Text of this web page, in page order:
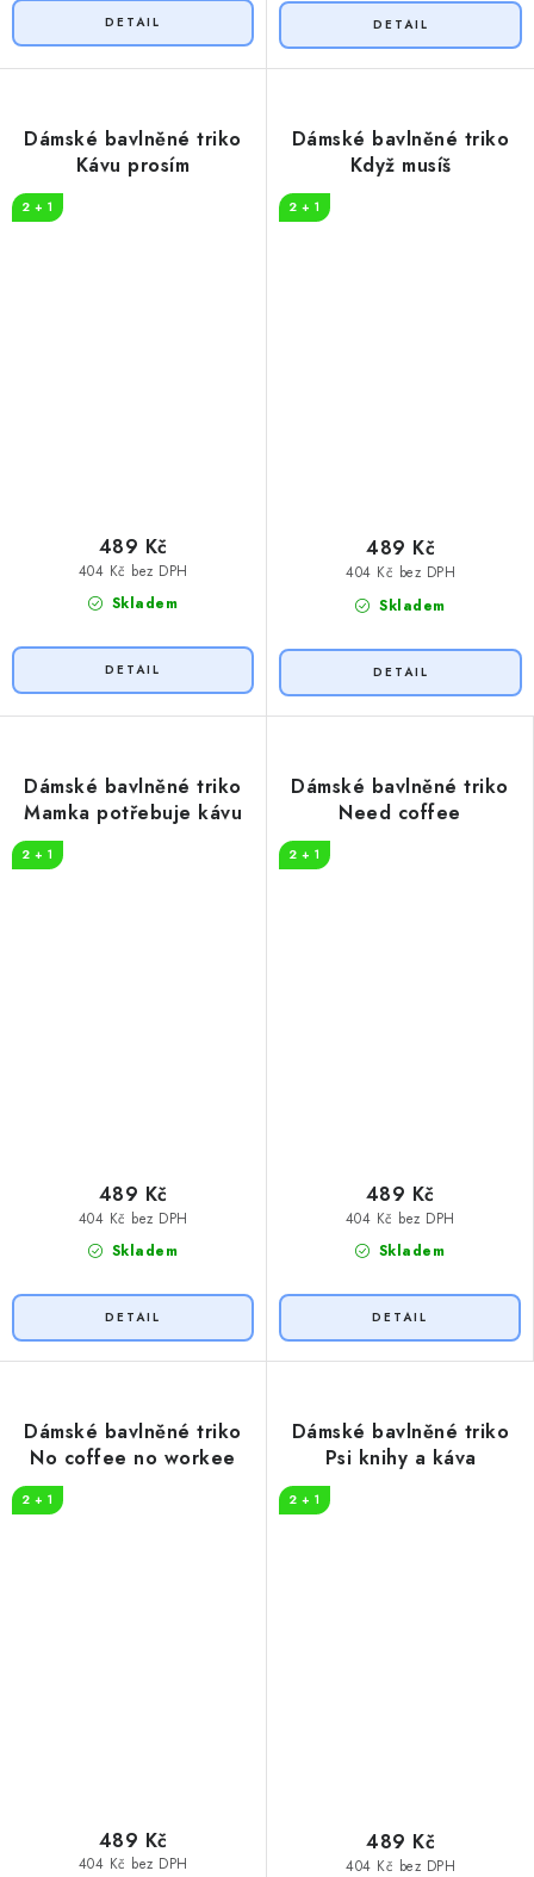
Dámské bavlněné triko
Kávu prosím
2 + 1
Skladem
404 Kč bez DPH
489 Kč
Dámské bavlněné triko
Když musíš
2 + 1
Skladem
404 Kč bez DPH
489 Kč
Dámské bavlněné triko
Mamka potřebuje kávu
2 + 1
Skladem
404 Kč bez DPH
489 Kč
Dámské bavlněné triko
Need coffee
2 + 1
Skladem
404 Kč bez DPH
489 Kč
Dámské bavlněné triko
No coffee no workee
2 + 1
404 Kč bez DPH
489 Kč
Dámské bavlněné triko
Psi knihy a káva
2 + 1
404 Kč bez DPH
489 Kč